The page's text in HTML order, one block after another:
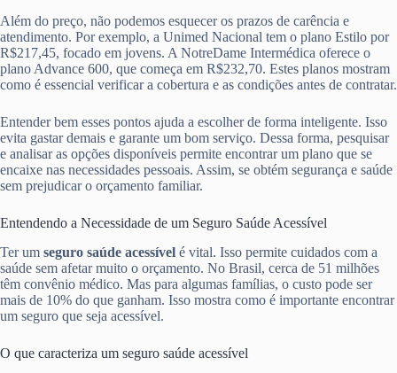
Além do preço, não podemos esquecer os prazos de carência e
atendimento. Por exemplo, a Unimed Nacional tem o plano Estilo por
R$217,45, focado em jovens. A NotreDame Intermédica oferece o
plano Advance 600, que começa em R$232,70. Estes planos mostram
como é essencial verificar a cobertura e as condições antes de contratar.
Entender bem esses pontos ajuda a escolher de forma inteligente. Isso
evita gastar demais e garante um bom serviço. Dessa forma, pesquisar
e analisar as opções disponíveis permite encontrar um plano que se
encaixe nas necessidades pessoais. Assim, se obtém segurança e saúde
sem prejudicar o orçamento familiar.
Entendendo a Necessidade de um Seguro Saúde Acessível
Ter um seguro saúde acessível é vital. Isso permite cuidados com a
saúde sem afetar muito o orçamento. No Brasil, cerca de 51 milhões
têm convênio médico. Mas para algumas famílias, o custo pode ser
mais de 10% do que ganham. Isso mostra como é importante encontrar
um seguro que seja acessível.
O que caracteriza um seguro saúde acessível